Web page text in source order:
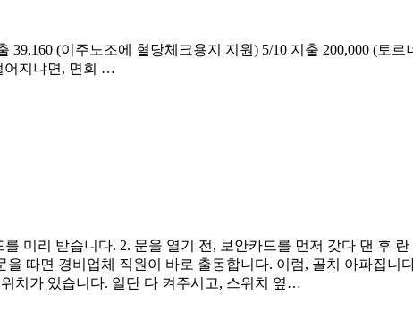
39,160 (이주노조에 혈당체크용지 지원) 5/10 지출 200,000 (토
어지냐면, 면회 …
미리 받습니다. 2. 문을 열기 전, 보안카드를 먼저 갖다 댄 후
따면 경비업체 직원이 바로 출동합니다. 이럼, 골치 아파집니
치가 있습니다. 일단 다 켜주시고, 스위치 옆…